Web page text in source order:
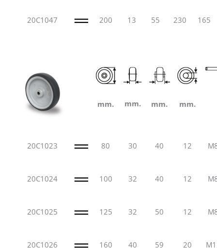
20C1047 200 13 55 230 165
mm. mm. mm. mm.
20C1023 80 30 40 12
20C1024 100 32 40 12
20C1025 125 32 50 12
20C1026 160 40 59 20